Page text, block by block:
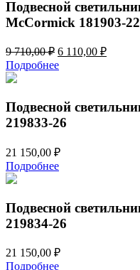
Подвесной
McCormick 181903-22
9 710,00₽ Первоначальная
цена
составляла
710,00 ₽.
6 110,00 ₽
Подробнее
Подвесной
219833-26
21 150,00 ₽
Подробнее
Подвесной
219834-26
21 150,00 ₽
Подробнее